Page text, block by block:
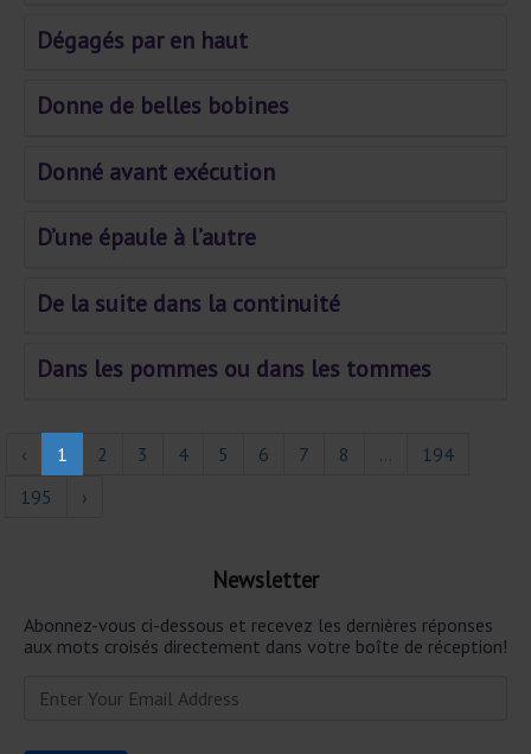
Dégagés par en haut
Donne de belles bobines
Donné avant exécution
D’une épaule à l’autre
De la suite dans la continuité
Dans les pommes ou dans les tommes
‹ 1 2 3 4 5 6 7 8 ...
194
195
›
Newsletter
Abonnez-vous ci-dessous et recevez les dernières réponses
aux mots croisés directement dans votre boîte de réception!